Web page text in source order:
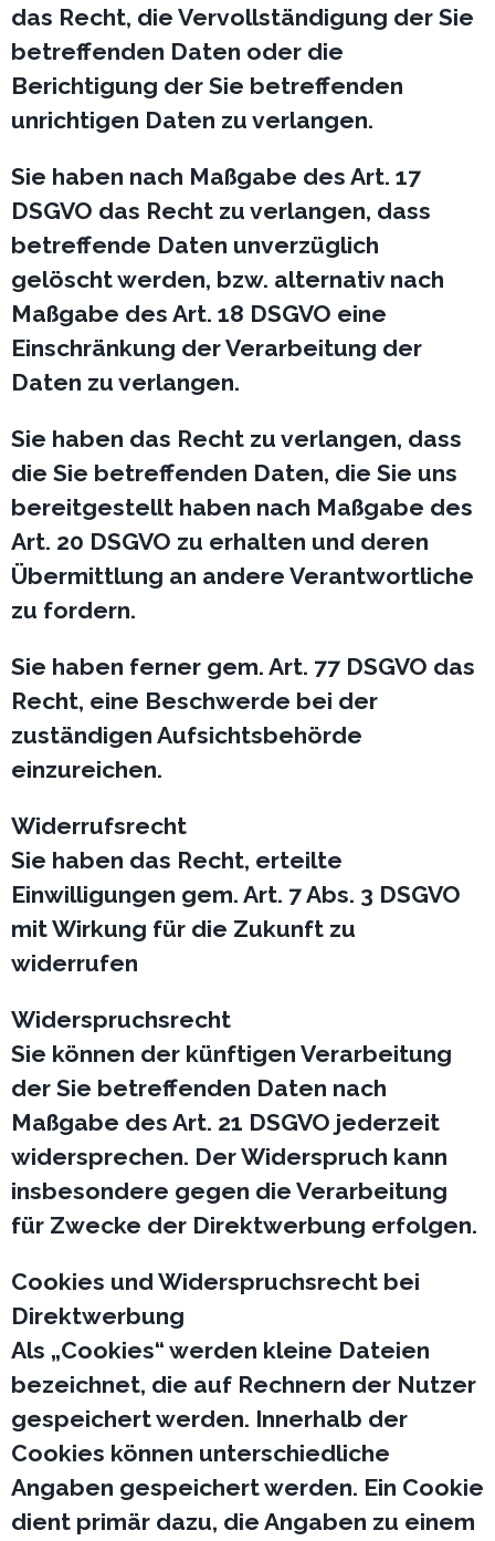
das Recht, die Vervollständigung der Sie
betreffenden Daten oder die
Berichtigung der Sie betreffenden
unrichtigen Daten zu verlangen.
Sie haben nach Maßgabe des Art. 17
DSGVO das Recht zu verlangen, dass
betreffende Daten unverzüglich
gelöscht werden, bzw. alternativ nach
Maßgabe des Art. 18 DSGVO eine
Einschränkung der Verarbeitung der
Daten zu verlangen.
Sie haben das Recht zu verlangen, dass
die Sie betreffenden Daten, die Sie uns
bereitgestellt haben nach Maßgabe des
Art. 20 DSGVO zu erhalten und deren
Übermittlung an andere Verantwortliche
zu fordern.
Sie haben ferner gem. Art. 77 DSGVO das
Recht, eine Beschwerde bei der
zuständigen Aufsichtsbehörde
einzureichen.
Widerrufsrecht
Sie haben das Recht, erteilte
Einwilligungen gem. Art. 7 Abs. 3 DSGVO
mit Wirkung für die Zukunft zu
widerrufen
Widerspruchsrecht
Sie können der künftigen Verarbeitung
der Sie betreffenden Daten nach
Maßgabe des Art. 21 DSGVO jederzeit
widersprechen. Der Widerspruch kann
insbesondere gegen die Verarbeitung
für Zwecke der Direktwerbung erfolgen.
Cookies und Widerspruchsrecht bei
Direktwerbung
Als „Cookies“ werden kleine Dateien
bezeichnet, die auf Rechnern der Nutzer
gespeichert werden. Innerhalb der
Cookies können unterschiedliche
Angaben gespeichert werden. Ein Cookie
dient primär dazu, die Angaben zu einem